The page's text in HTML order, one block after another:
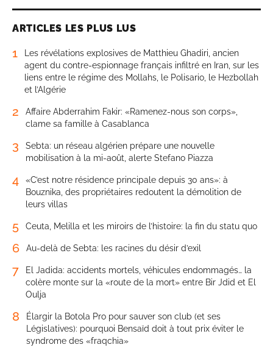
ARTICLES LES PLUS LUS
1
Les révélations explosives de Matthieu Ghadiri, ancien
agent du contre-espionnage français infiltré en Iran, sur les
liens entre le régime des Mollahs, le Polisario, le Hezbollah
et l’Algérie
2
Affaire Abderrahim Fakir: «Ramenez-nous son corps»,
clame sa famille à Casablanca
3
Sebta: un réseau algérien prépare une nouvelle
mobilisation à la mi-août, alerte Stefano Piazza
4
«C’est notre résidence principale depuis 30 ans»: à
Bouznika, des propriétaires redoutent la démolition de
leurs villas
5 Ceuta, Melilla et les miroirs de l’histoire: la fin du statu quo
6 Au-delà de Sebta: les racines du désir d’exil
7
El Jadida: accidents mortels, véhicules endommagés… la
colère monte sur la «route de la mort» entre Bir Jdid et El
Oulja
8
Élargir la Botola Pro pour sauver son club (et ses
Législatives): pourquoi Bensaïd doit à tout prix éviter le
syndrome des «fraqchia»